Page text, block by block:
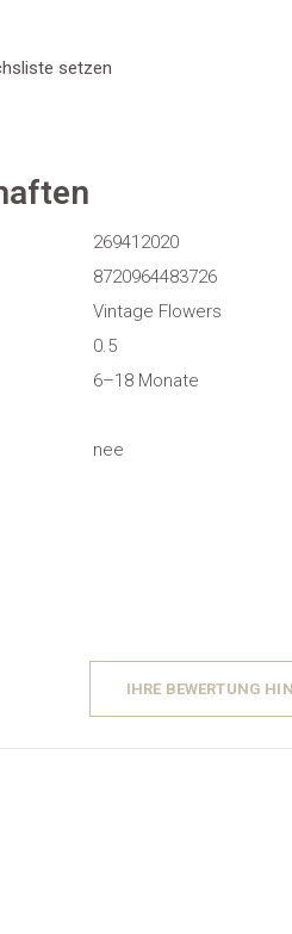
setzen
269412020
8720964483726
Vintage Flowers
0.5
6–18 Monate
nee
IHRE BEWERTUNG